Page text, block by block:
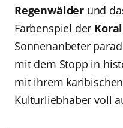
Regenwälder und
Farbenspiel der
Sonnenanbeter
mit dem Stopp in
mit ihrem
Kulturliebhaber voll